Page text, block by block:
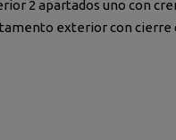
2 apartados uno con
exterior con cierre